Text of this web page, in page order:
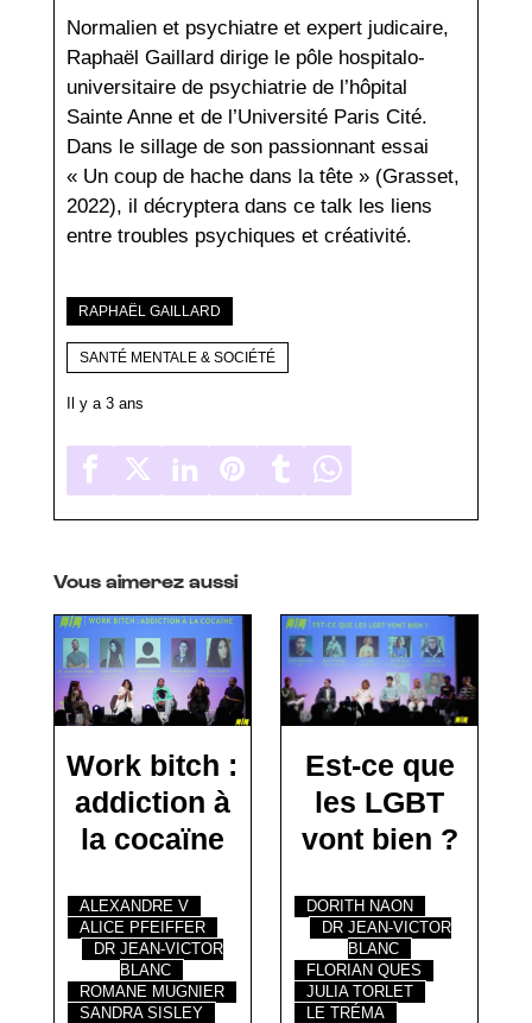
Normalien et psychiatre et expert judicaire,
Raphaël Gaillard dirige le pôle hospitalo-
universitaire de psychiatrie de l’hôpital
Sainte Anne et de l’Université Paris Cité.
Dans le sillage de son passionnant essai
« Un coup de hache dans la tête » (Grasset,
2022), il décryptera dans ce talk les liens
entre troubles psychiques et créativité.
RAPHAËL GAILLARD
SANTÉ MENTALE & SOCIÉTÉ
Il y a 3 ans
Vous aimerez aussi
Work bitch :
addiction à
la cocaïne
ALEXANDRE V
ALICE PFEIFFER
DR JEAN-VICTOR
BLANC
ROMANE MUGNIER
SANDRA SISLEY
Est-ce que
les LGBT
vont bien ?
DORITH NAON
DR JEAN-VICTOR
BLANC
FLORIAN QUES
JULIA TORLET
LE TRÉMA